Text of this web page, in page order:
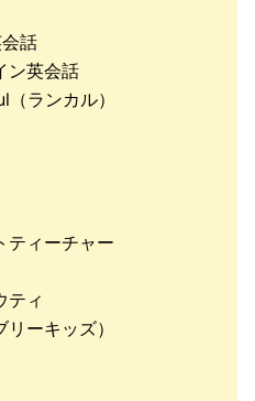
話
ン英会話
ランカル）
ティーチャー
ティ
ーキッズ）